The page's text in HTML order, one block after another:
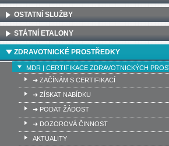
OSTATNÍ SLUŽBY
STÁTNÍ ETALONY
ZDRAVOTNICKÉ PROSTŘEDKY
MDR | CERTIFIKACE ZDRAVOTNICKÝCH
➜ ZAČÍNÁM S CERTIFIKACÍ
➜ ZÍSKAT NABÍDKU
➜ PODAT ŽÁDOST
➜ DOZOROVÁ ČINNOST
AKTUALITY